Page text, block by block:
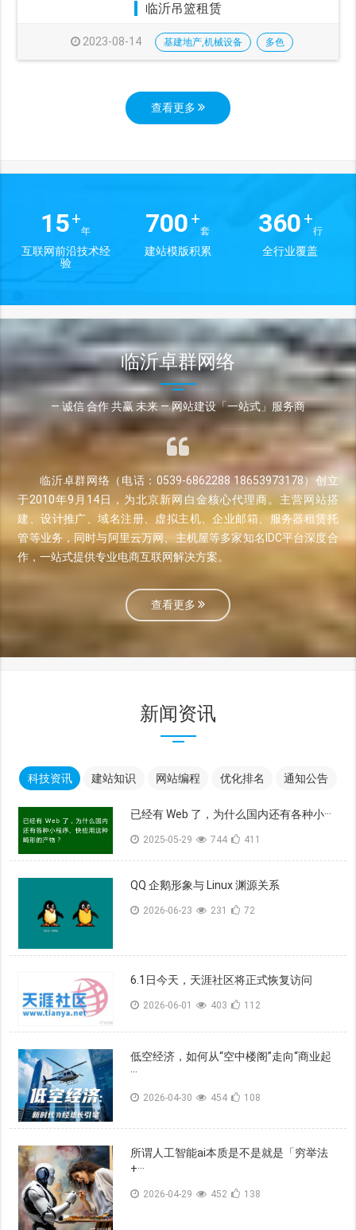
临沂吊篮租赁
2023-08-14 基建地产,机械设备 多色
查看更多
15+
年
互联网前沿技术经
验
700 +
套
建站模版积累
360 +
行
全行业覆盖
临沂卓群网络
— 诚信 合作 共赢 未来 — 网站建设「一站式」服务商
临沂卓群网络（电话：0539-6862288 18653973178）创立
于2010年9月14日，为北京新网白金核心代理商。主营网站搭
建、设计推广、域名注册、虚拟主机、企业邮箱、服务器租赁托
管等业务，同时与阿里云万网、主机屋等多家知名IDC平台深度合
作，一站式提供专业电商互联网解决方案。
查看更多
新闻资讯
科技资讯 建站知识 网站编程 优化排名 通知公告
已经有 Web 了，为什么国内还有各种小···
2025-05-29 744 411
QQ 企鹅形象与 Linux 渊源关系
2026-06-23 231 72
6.1日今天，天涯社区将正式恢复访问
2026-06-01 403 112
低空经济，如何从“空中楼阁”走向“商业起
···
2026-04-30 454 108
所谓人工智能ai本质是不是就是「穷举法
+···
2026-04-29 452 138